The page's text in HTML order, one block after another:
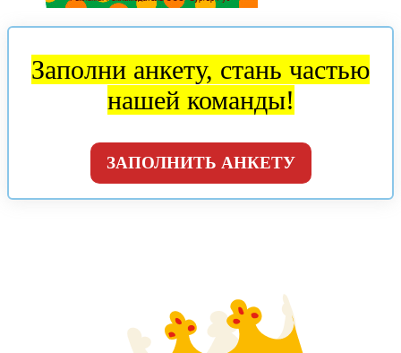
Заполни анкету, стань частью
нашей команды!
ЗАПОЛНИТЬ АНКЕТУ